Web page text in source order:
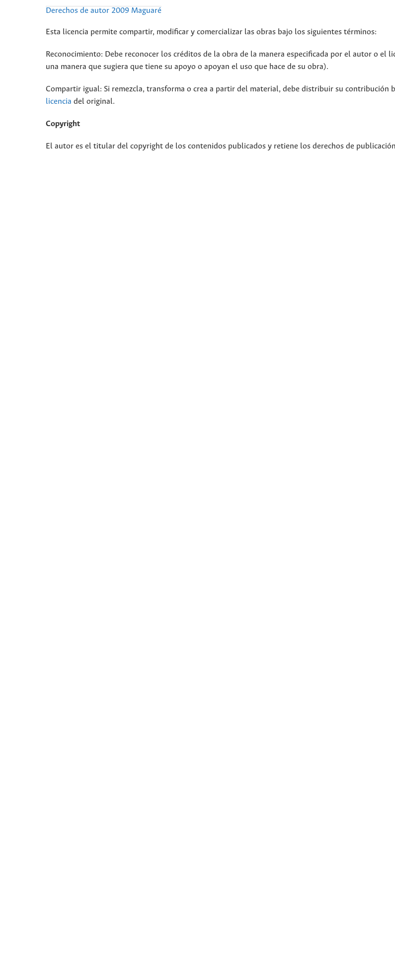
Derechos de autor 2009 Maguaré
Esta licencia permite compartir, modificar y comercializar las obras bajo los siguientes términos:
Reconocimiento: Debe reconocer los créditos de la obra de la manera especificada por el autor o el
una manera que sugiera que tiene su apoyo o apoyan el uso que hace de su obra).
Compartir igual: Si remezcla, transforma o crea a partir del material, debe distribuir su contribución
licencia del original.
Copyright
El autor es el titular del copyright de los contenidos publicados y retiene los derechos de